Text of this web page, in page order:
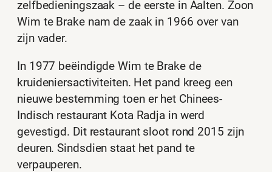
zelfbedieningszaak – de eerste in Aalten. Zoon
Wim te Brake nam de zaak in 1966 over van
zijn vader.
In 1977 beëindigde Wim te Brake de
kruideniersactiviteiten. Het pand kreeg een
nieuwe bestemming toen er het Chinees-
Indisch restaurant Kota Radja in werd
gevestigd. Dit restaurant sloot rond 2015 zijn
deuren. Sindsdien staat het pand te
verpauperen.